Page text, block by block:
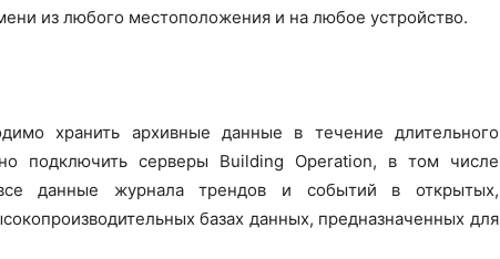
из любого местоположения и на любое устройство.
хранить архивные данные в течение длительного
подключить серверы Building Operation, в том числе
данные журнала трендов и событий в открытых,
базах данных, предназначенных для